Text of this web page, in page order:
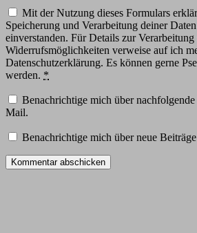
Mit der Nutzung dieses Formulars
Speicherung und Verarbeitung deiner
einverstanden. Für Details zur
Widerrufsmöglichkeiten verweise auf ich
Datenschutzerklärung. Es können gerne
werden. *
Benachrichtige mich über
Mail.
Benachrichtige mich über neue